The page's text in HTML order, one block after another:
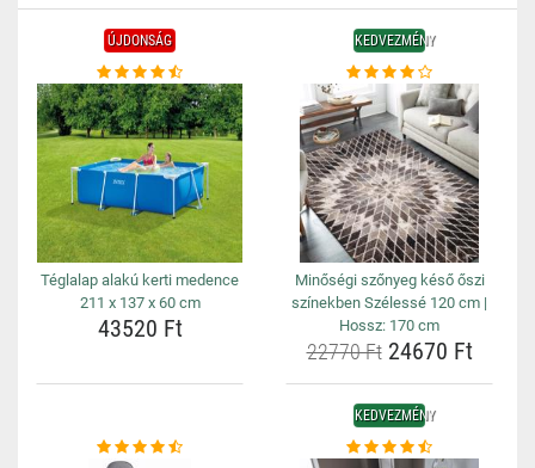
ÚJDONSÁG
Téglalap alakú kerti medence
211 x 137 x 60 cm
43520 Ft
KEDVEZMÉNY
Minőségi szőnyeg késő őszi
színekben Szélessé 120 cm |
Hossz: 170 cm
22770 Ft24670 Ft
KEDVEZMÉNY